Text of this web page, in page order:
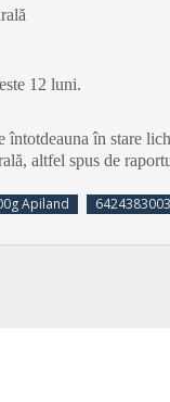
12 luni.
întotdeauna în stare
altfel spus de
Apiland